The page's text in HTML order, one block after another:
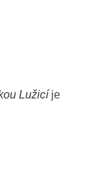
Lužicíje